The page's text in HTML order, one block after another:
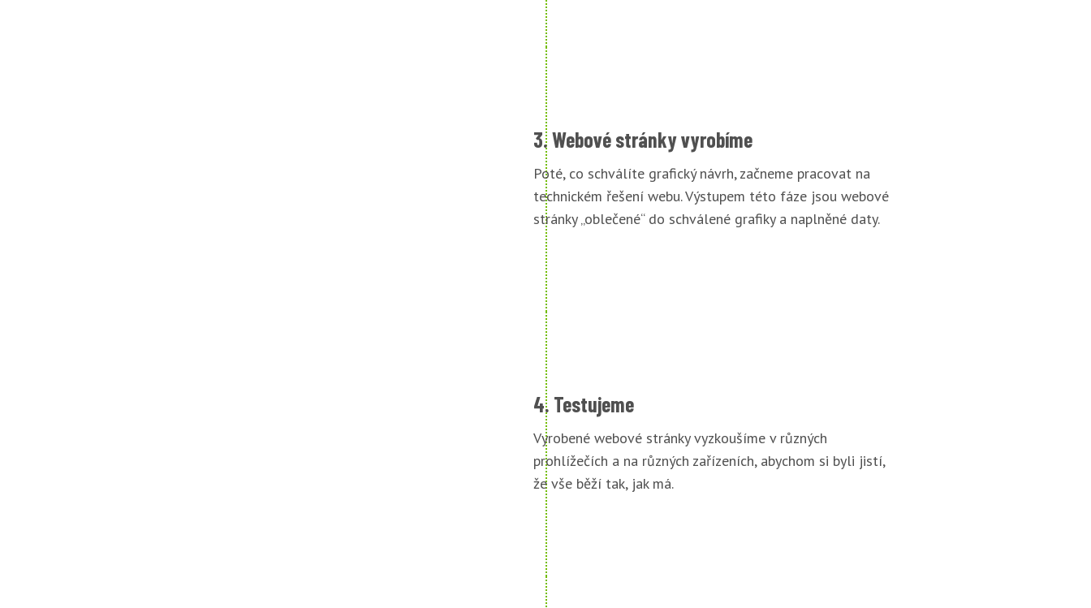
3. Webové stránky vyrobíme
Poté, co schválíte grafický návrh, začneme pracovat na
technickém řešení webu. Výstupem této fáze jsou webové
stránky „oblečené“ do schválené grafiky a naplněné daty.
4. Testujeme
Vyrobené webové stránky vyzkoušíme v různých
prohlížečích a na různých zařízeních, abychom si byli jistí,
že vše běží tak, jak má.